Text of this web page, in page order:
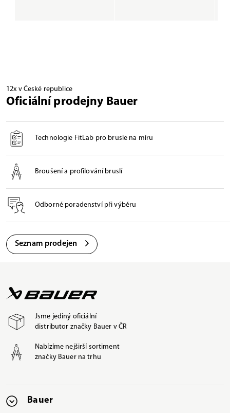
12x v České republice
Oficiální prodejny Bauer
Technologie FitLab pro brusle na míru
Broušení a profilování bruslí
Odborné poradenství při výběru
Seznam prodejen
Jsme jediný oficiální
distributor značky Bauer v ČR
Nabízíme nejširší sortiment
značky Bauer na trhu
Bauer